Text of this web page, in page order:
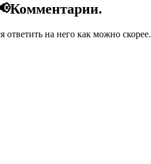
на него как можно скорее.